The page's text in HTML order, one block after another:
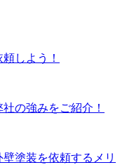
しよう！
の強みをご紹介！
塗装を依頼するメリ